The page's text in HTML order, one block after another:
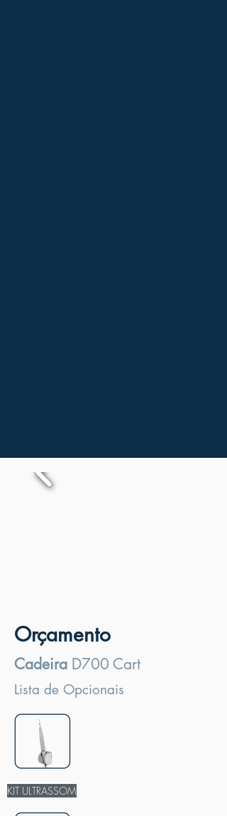
Orçamento
Cadeira D700 Cart
Lista de Opcionais
KIT ULTRASSOM